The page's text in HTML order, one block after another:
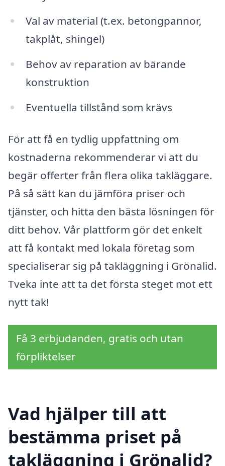
Val av material (t.ex. betongpannor,
takplåt, shingel)
Behov av reparation av bärande
konstruktion
Eventuella tillstånd som krävs
För att få en tydlig uppfattning om
kostnaderna rekommenderar vi att du
begär offerter från flera olika takläggare.
På så sätt kan du jämföra priser och
tjänster, och hitta den bästa lösningen för
ditt behov. Vår plattform gör det enkelt
att få kontakt med lokala företag som
specialiserar sig på takläggning i Grönalid.
Tveka inte att ta det första steget mot ett
nytt tak!
Få 3 erbjudanden, gratis och utan
förpliktelser
Vad hjälper till att
bestämma priset på
takläggning i Grönalid?